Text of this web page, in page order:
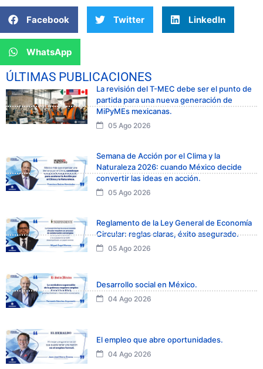
Facebook Twitter LinkedIn
WhatsApp
ÚLTIMAS PUBLICACIONES
La revisión del T-MEC debe ser el punto de
partida para una nueva generación de
MiPyMEs mexicanas.
05 Ago 2026
Semana de Acción por el Clima y la
Naturaleza 2026: cuando México decide
convertir las ideas en acción.
05 Ago 2026
Reglamento de la Ley General de Economía
Circular: reglas claras, éxito asegurado.
05 Ago 2026
Desarrollo social en México.
04 Ago 2026
El empleo que abre oportunidades.
04 Ago 2026